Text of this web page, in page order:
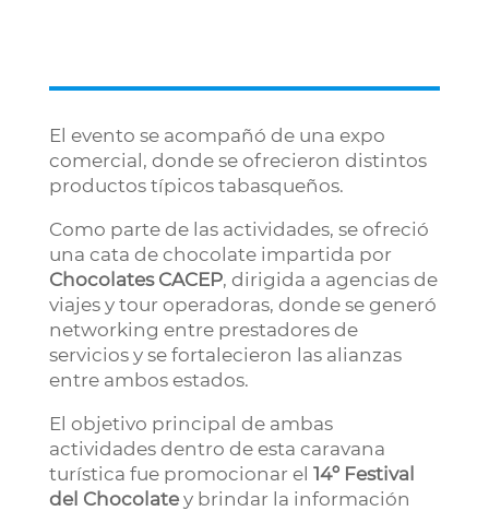
El evento se acompañó de una expo
comercial, donde se ofrecieron distintos
productos típicos tabasqueños.
Como parte de las actividades, se ofreció
una cata de chocolate impartida por
Chocolates CACEP, dirigida a agencias de
viajes y tour operadoras, donde se generó
networking entre prestadores de
servicios y se fortalecieron las alianzas
entre ambos estados.
El objetivo principal de ambas
actividades dentro de esta caravana
turística fue promocionar el 14º Festival
del Chocolatey brindar la información